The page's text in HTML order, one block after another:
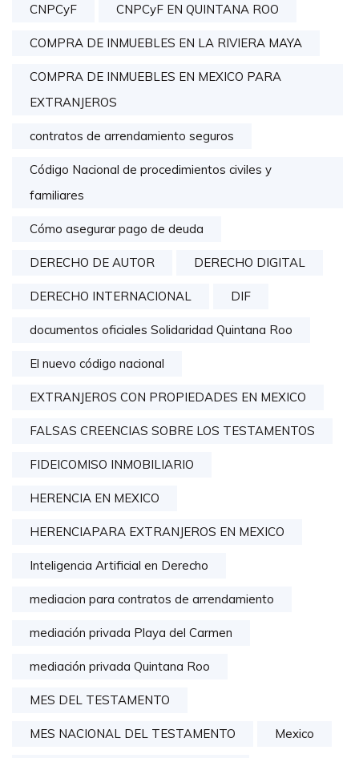
CNPCyF CNPCyF EN QUINTANA ROO
COMPRA DE INMUEBLES EN LA RIVIERA MAYA
COMPRA DE INMUEBLES EN MEXICO PARA
EXTRANJEROS
contratos de arrendamiento seguros
Código Nacional de procedimientos civiles y
familiares
Cómo asegurar pago de deuda
DERECHO DE AUTOR DERECHO DIGITAL
DERECHO INTERNACIONAL DIF
documentos oficiales Solidaridad Quintana Roo
El nuevo código nacional
EXTRANJEROS CON PROPIEDADES EN MEXICO
FALSAS CREENCIAS SOBRE LOS TESTAMENTOS
FIDEICOMISO INMOBILIARIO
HERENCIA EN MEXICO
HERENCIAPARA EXTRANJEROS EN MEXICO
Inteligencia Artificial en Derecho
mediacion para contratos de arrendamiento
mediación privada Playa del Carmen
mediación privada Quintana Roo
MES DEL TESTAMENTO
MES NACIONAL DEL TESTAMENTO Mexico